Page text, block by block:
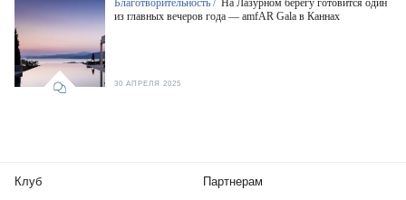
Благотворительность / На Лазурном берегу готовится один
из главных вечеров года — amfAR Gala в Каннах
30 АПРЕЛЯ 2025
Клуб Партнерам